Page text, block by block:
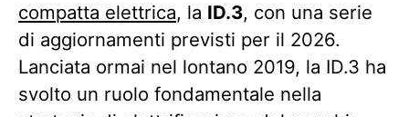
compatta elettrica, la ID.3, con una serie
di aggiornamenti previsti per il 2026.
Lanciata ormai nel lontano 2019, la ID.3 ha
svolto un ruolo fondamentale nella